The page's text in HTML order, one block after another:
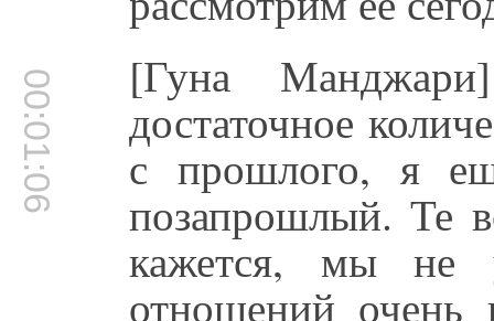
00:01:06 [Гуна
достаточное
с прошлого, я
позапрошлый. Те
кажется, мы не
отношений очень